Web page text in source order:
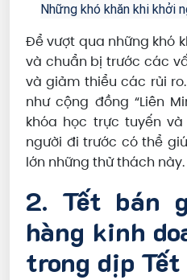
Những khó khăn khi khởi
Để vượt qua những khó
và chuẩn bị trước các
và giảm thiểu các rủi
như cộng đồng “Liên
khóa học trực tuyến
người đi trước có thể
lớn những thử thách này.
2. Tết bán
hàng kinh
trong dịp Tết